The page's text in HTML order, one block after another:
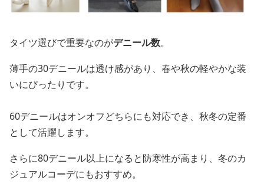
タイツ選びで重要なのがデニール数。
薄手の30デニールは透け感があり、春や秋の軽やかな装
いにぴったりです。
60デニールはオンオフどちらにも対応でき、秋冬の定番
として活躍します。
さらに80デニール以上になると防寒性が高まり、冬のカ
ジュアルコーデにもおすすめ。